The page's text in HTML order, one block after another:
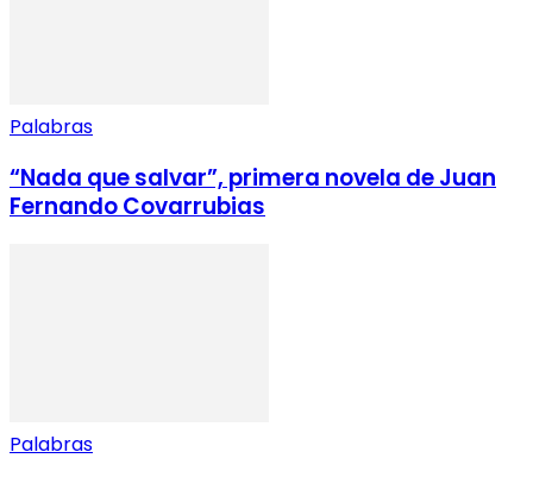
Palabras
“Nada que salvar”, primera novela de Juan
Fernando Covarrubias
Palabras